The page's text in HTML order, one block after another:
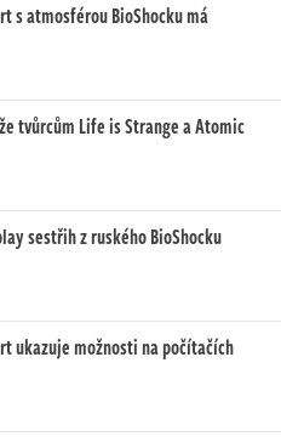
s atmosférou BioShocku má
tvůrcům Life is Strange a Atomic
sestřih z ruského BioShocku
ukazuje možnosti na počítačích